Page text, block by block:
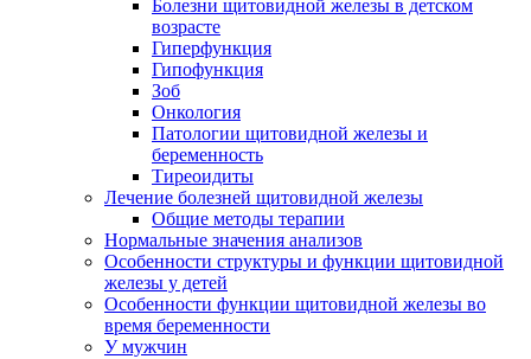
Болезни щитовидной железы в детском
возрасте
Гиперфункция
Гипофункция
Зоб
Онкология
Патологии щитовидной железы и
беременность
Тиреоидиты
Лечение болезней щитовидной железы
Общие методы терапии
Нормальные значения анализов
Особенности структуры и функции щитовидной
железы у детей
Особенности функции щитовидной железы во
время беременности
У мужчин